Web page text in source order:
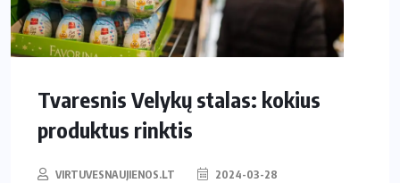
Tvaresnis Velykų stalas: kokius
produktus rinktis
VIRTUVESNAUJIENOS.LT 2024-03-28